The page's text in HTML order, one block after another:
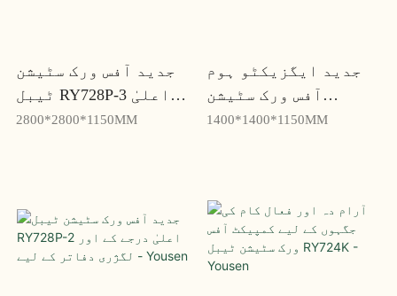
جدید آفس ورک سٹیشن
ٹیبل RY728P-3 اعلیٰ
درجے کے اور لگژری
2800*2800*1150MM
جدید ایگزیکٹو ہوم
آفس ورک سٹیشن
RY728P-1 - Yousen
1400*1400*1150MM